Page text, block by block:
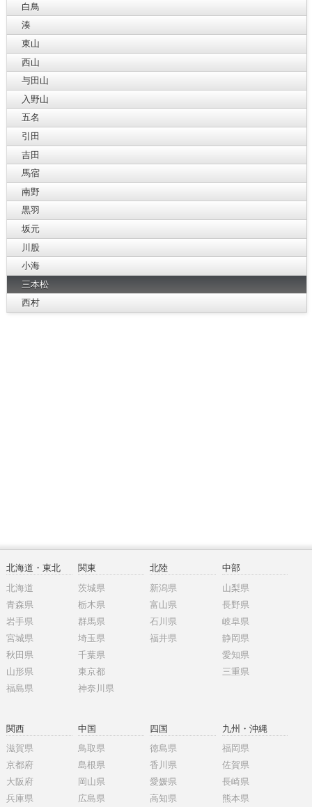
白鳥
湊
東山
西山
与田山
入野山
五名
引田
吉田
馬宿
南野
黒羽
坂元
川股
小海
三本松
西村
北海道・東北
北海道
青森県
岩手県
宮城県
秋田県
山形県
福島県
関東
茨城県
栃木県
群馬県
埼玉県
千葉県
東京都
神奈川県
北陸
新潟県
富山県
石川県
福井県
中部
山梨県
長野県
岐阜県
静岡県
愛知県
三重県
関西
滋賀県
京都府
大阪府
兵庫県
中国
鳥取県
島根県
岡山県
広島県
四国
徳島県
香川県
愛媛県
高知県
九州・沖縄
福岡県
佐賀県
長崎県
熊本県